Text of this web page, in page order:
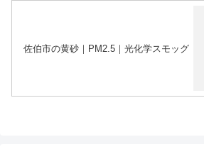
佐伯市の黄砂｜PM2.5｜光化学スモッグ